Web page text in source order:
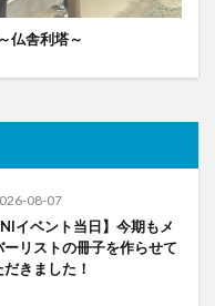
仏舎利塔～
08-07
イベント当日】今期もメ
ーリストの冊子を作らせて
だきました！